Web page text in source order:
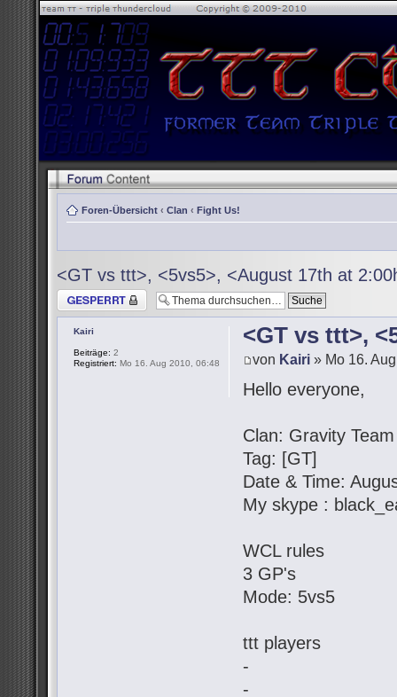
Foren-Übersicht ‹ Clan ‹ Fight Us!
<GT vs ttt>, <5vs5>, <August 17th at
Thema gesperrt
<GT vs ttt>,
von Kairi » Mo 16.
Hello everyone,
Clan: Gravity Team
Tag: [GT]
Date & Time:
My skype :
WCL rules
3 GP's
Mode: 5vs5
ttt players
-
-
Kairi
Beiträge: 2
Registriert: Mo 16. Aug 2010, 06:48